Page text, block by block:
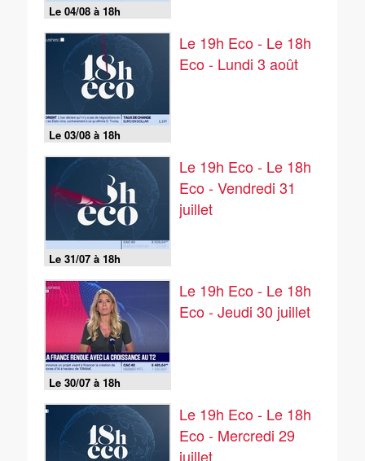
Le 04/08 à 18h
Le 03/08 à 18h
Le 19h Eco - Le 18h
Eco - Lundi 3 août
Le 31/07 à 18h
Le 19h Eco - Le 18h
Eco - Vendredi 31
juillet
Le 30/07 à 18h
Le 19h Eco - Le 18h
Eco - Jeudi 30 juillet
Le 19h Eco - Le 18h
Eco - Mercredi 29
juillet